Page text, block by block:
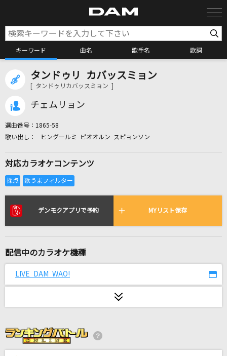
キーワード 曲名 歌手名 歌詞
カラオケ検索
リアルタイムで歌われている曲の一覧
[生音]Laughter
この空がトリガー
部屋とYシャツと私
タンドゥリ カバッスミョン
[ タンドゥリカバッスミョン ]
チェムリョン
選曲番号： 1865-58
ヒングールミ ピオオルン スピョンソン
対応カラオケコンテンツ
デンモクアプリで予約 MYリスト保存
配信中のカラオケ機種
LIVE DAM WAO!